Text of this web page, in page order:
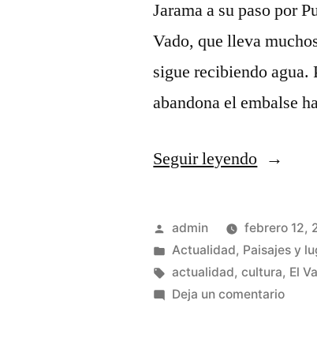
Jarama a su paso por
Vado, que lleva
sigue recibiendo agua.
abandona el embalse
Seguir leyendo«El
y
Publicado
por
admin
febrero 12,
Publicado
en
Actualidad, Paisajes y
Etiquetas:
actualidad,cultura, El
Deja un comentarioen